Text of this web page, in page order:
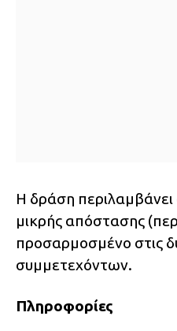
Η δράση
μικρής απόστασης
προσαρμοσμένο στις
συμμετεχόντων.
Πληροφορίες